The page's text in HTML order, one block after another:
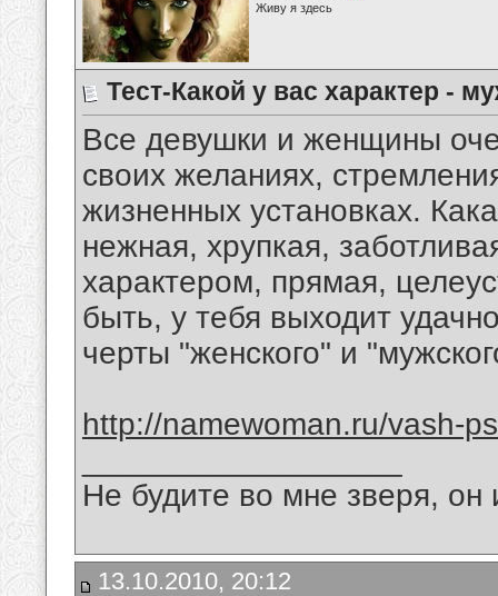
Живу я здесь
Тест-Какой у вас характер -
Все девушки и женщины
своих желаниях,
жизненных установках.
нежная, хрупкая,
характером, прямая,
быть, у тебя выходит
черты "женского" и
http://namewoman.ru/vash-
Не будите во мне зверя, он
13.10.2010, 20:12